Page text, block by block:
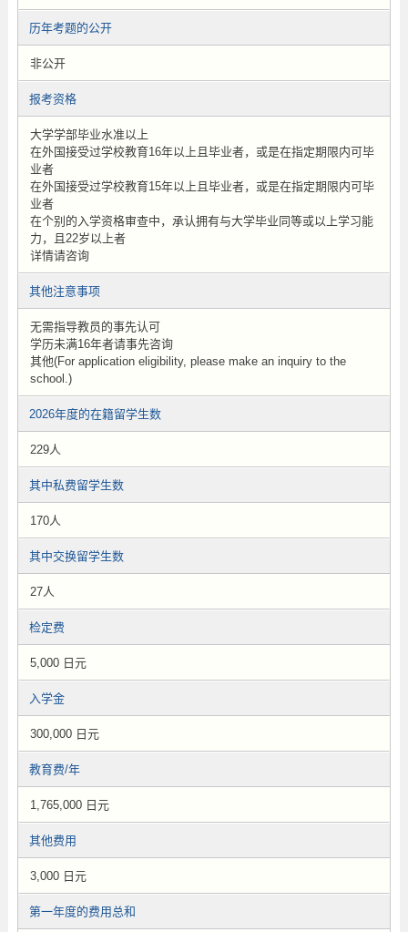
历年考题的公开
非公开
报考资格
大学学部毕业水准以上
在外国接受过学校教育16年以上且毕业者，或是在指定期限内可毕
业者
在外国接受过学校教育15年以上且毕业者，或是在指定期限内可毕
业者
在个别的入学资格审查中，承认拥有与大学毕业同等或以上学习能
力，且22岁以上者
详情请咨询
其他注意事项
无需指导教员的事先认可
学历未满16年者请事先咨询
其他(For application eligibility, please make an inquiry to the
school.)
2026年度的在籍留学生数
229人
其中私费留学生数
170人
其中交换留学生数
27人
检定费
5,000 日元
入学金
300,000 日元
教育费/年
1,765,000 日元
其他费用
3,000 日元
第一年度的费用总和